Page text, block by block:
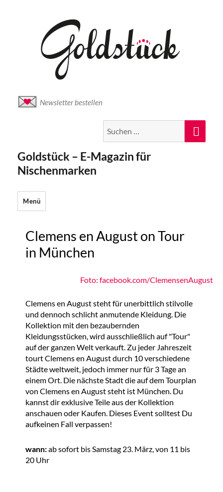
Newsletter bestellen
nach:
Goldstück – E-Magazin für
Nischenmarken
Menü
Clemens en August on Tour
in München
Foto: facebook.com/ClemensenAugust
Clemensen August steht für unerbittlich stilvolle
und dennoch schlicht anmutende Kleidung. Die
Kollektion mit den bezaubernden
Kleidungsstücken, wird ausschließlich auf "Tour"
auf der ganzen Welt verkauft. Zu jeder Jahreszeit
tourt Clemens en August durch 10 verschiedene
Städte weltweit, jedoch immer nur für 3 Tage an
einem Ort. Die nächste Stadt die auf dem Tourplan
von Clemens en August steht ist München. Du
kannst dir exklusive Teile aus der Kollektion
anschauen oder Kaufen. Dieses Event solltest Du
aufkeinen Fall verpassen!
wann:ab sofort bis Samstag 23. März, von 11 bis
20 Uhr